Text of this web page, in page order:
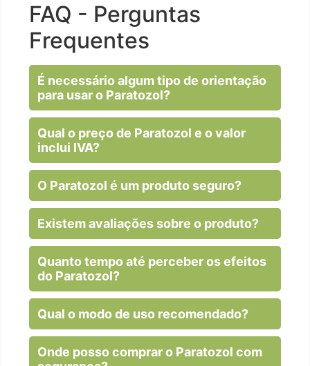
FAQ - Perguntas
Frequentes
É necessário algum tipo de orientação
para usar o Paratozol?
Qual o preço de Paratozol e o valor
inclui IVA?
O Paratozol é um produto seguro?
Existem avaliações sobre o produto?
Quanto tempo até perceber os efeitos
do Paratozol?
Qual o modo de uso recomendado?
Onde posso comprar o Paratozol com